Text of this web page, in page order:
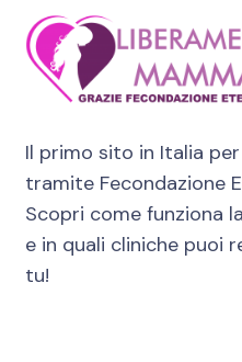
Il primo sito in Italia
tramite Fecondazione
Scopri come funziona
e in quali cliniche puoi
tu!